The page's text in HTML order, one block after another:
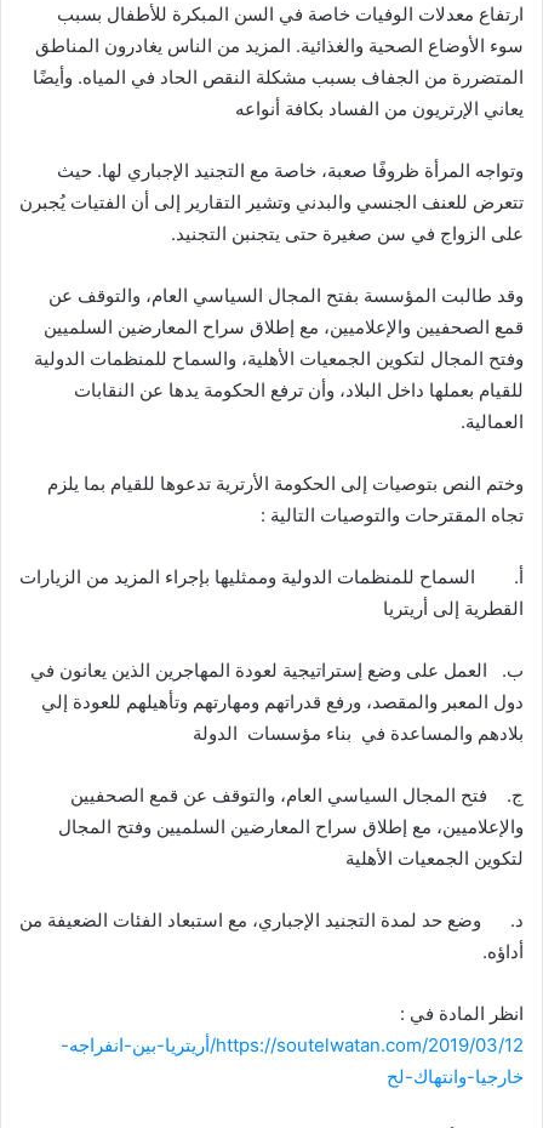
ارتفاع معدلات الوفيات خاصة في السن المبكرة للأطفال بسبب
سوء الأوضاع الصحية والغذائية. المزيد من الناس يغادرون المناطق
المتضررة من الجفاف بسبب مشكلة النقص الحاد في المياه. وأيضًا
يعاني الإرتريون من الفساد بكافة أنواعه
وتواجه المرأة ظروفًا صعبة، خاصة مع التجنيد الإجباري لها. حيث
تتعرض للعنف الجنسي والبدني وتشير التقارير إلى أن الفتيات يُجبرن
على الزواج في سن صغيرة حتى يتجنبن التجنيد.
وقد طالبت المؤسسة بفتح المجال السياسي العام، والتوقف عن
قمع الصحفيين والإعلاميين، مع إطلاق سراح المعارضين السلميين
وفتح المجال لتكوين الجمعيات الأهلية، والسماح للمنظمات الدولية
للقيام بعملها داخل البلاد، وأن ترفع الحكومة يدها عن النقابات
العمالية.
وختم النص بتوصيات إلى الحكومة الأرترية تدعوها للقيام بما يلزم
تجاه المقترحات والتوصيات التالية :
‌أ. السماح للمنظمات الدولية وممثليها بإجراء المزيد من الزيارات
القطرية إلى أريتريا
‌ب. العمل على وضع إستراتيجية لعودة المهاجرين الذين يعانون في
دول المعبر والمقصد، ورفع قدراتهم ومهارتهم وتأهيلهم للعودة إلي
بلادهم والمساعدة في بناء مؤسسات الدولة
‌ج. فتح المجال السياسي العام، والتوقف عن قمع الصحفيين
والإعلاميين، مع إطلاق سراح المعارضين السلميين وفتح المجال
لتكوين الجمعيات الأهلية
‌د. وضع حد لمدة التجنيد الإجباري، مع استبعاد الفئات الضعيفة من
أداؤه.
انظر المادة في :
https://soutelwatan.com/2019/03/12/أريتريا-بين-انفراجه-
خارجيا-وانتهاك-لح